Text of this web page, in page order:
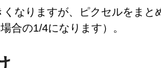
なりますが、ピクセルをまと
合の1/4になります）。